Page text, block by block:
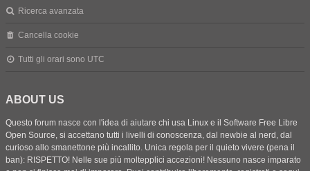
Ricerca avanzata
Cancella cookie
Tutti gli orari sono UTC
ABOUT US
Questo forum nasce con l'idea di aiutare chi usa Linux e il Software Free Libre
Open Source, si accettano tutti i livelli di conoscenza, dal newbie al nerd, dal
curioso allo smanettone più incallito. Unica regola per il quieto vivere (pena il
ban): RISPETTO! Nelle sue più moltepplici accezioni! Nessuno nasce imparato